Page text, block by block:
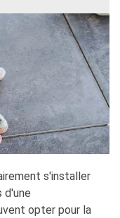
s'installer
d'une
opter pour la